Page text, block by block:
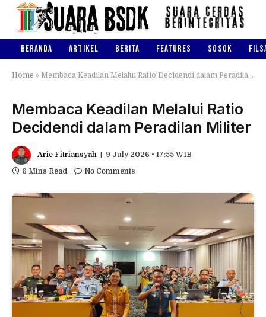
BERANDA ARTIKEL BERITA FEATURES SOSOK
Home » Membaca Keadilan Melalui Ratio Decidendi dalam Peradilan Militer
Membaca Keadilan Melalui Ratio
Decidendi dalam Peradilan Militer
Arie Fitriansyah
9 July 2026 • 17:55 WIB
6 Mins Read
No Comments